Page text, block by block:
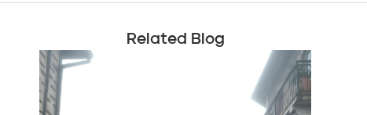
Related Blog